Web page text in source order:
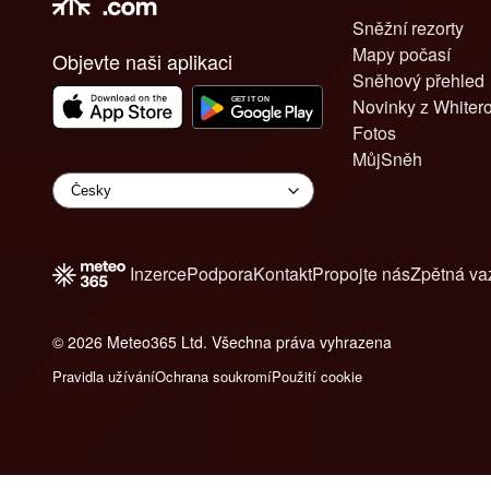
Objevte naši aplikaci
Sněžní rezorty
Mapy počasí
Sněhový přehled
Novinky z
Fotos
MůjSněh
InzercePodporaKontaktPropojte násZpětná
© 2026 Meteo365 Ltd. Všechna práva vyhrazena
Pravidla užíváníOchrana soukromíPoužití cookie